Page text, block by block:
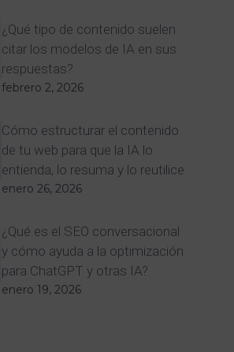
¿Qué tipo de contenido suelen
citar los modelos de IA en sus
respuestas?
febrero 2, 2026
Cómo estructurar el contenido
de tu web para que la IA lo
entienda, lo resuma y lo reutilice
enero 26, 2026
¿Qué es el SEO conversacional
y cómo ayuda a la optimización
para ChatGPT y otras IA?
enero 19, 2026